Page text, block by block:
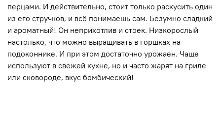
перцами. И действительно, стоит только раскусить один
из его стручков, и всё понимаешь сам. Безумно сладкий
и ароматный! Он неприхотлив и стоек. Низкорослый
настолько, что можно выращивать в горшках на
подоконнике. И при этом достаточно урожаен. Чаще
используют в свежей кухне, но и часто жарят на гриле
или сковороде, вкус бомбический!